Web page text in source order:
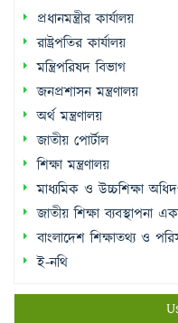
প্রধানমন্ত্রীর কার্যালয়
রাষ্ট্রপতির কার্যালয়
মন্ত্রিপরিষদ বিভাগ
জনপ্রশাসন মন্ত্রণালয়
অর্থ মন্ত্রণালয়
জাতীয় পোর্টাল
শিক্ষা মন্ত্রণালয়
মাধ্যমিক ও উচ্চশিক্ষা
জাতীয় শিক্ষা ব্যবস্থাপনা
বাংলাদেশ শিক্ষাতথ্য ও
ই-নথি